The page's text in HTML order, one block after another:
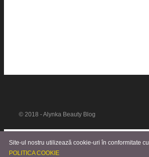
© 2018 - Alynka Beauty Blog
Site-ul nostru utilizează cookie-uri în conformitate cu
POLITICA COOKIE